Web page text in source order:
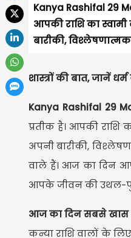
Kanya Rashifal 29
आपकी राशि का
बारीकी,
शास्त्रों की बात, जानें
Kanya Rashifal 29
प्रतीक है। आपकी
अपनी बारीकी,
वाले हैं। आज का दिन
आपके जीवन की उथल-
आज का दिन सबसे खास
कन्या राशि वालों के